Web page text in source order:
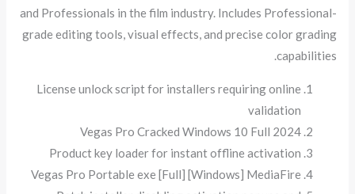
and Professionals in the film industry. Includes Professional-
grade editing tools, visual effects, and precise color grading
capabilities.
License unlock script for installers requiring online
validation
Vegas Pro Cracked Windows 10 Full 2024
Product key loader for instant offline activation
Vegas Pro Portable exe [Full] [Windows] MediaFire